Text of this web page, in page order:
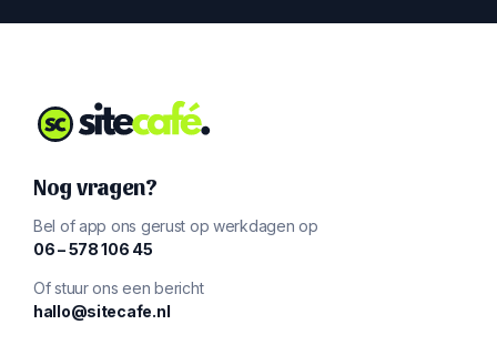
Nog vragen?
Bel of app ons gerust op werkdagen op
‪06 – 578 106 45‬
Of stuur ons een bericht
hallo@sitecafe.nl